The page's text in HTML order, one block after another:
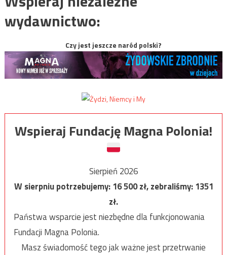
wydawnictwo:
Czy jest jeszcze naród polski?
Wspieraj Fundację Magna Polonia!
Sierpień 2026
W sierpniu potrzebujemy:16 500zł, zebraliśmy:1351
zł.
Państwa wsparcie jest niezbędne dla funkcjonowania
Fundacji Magna Polonia.
Masz świadomość tego jak ważne jest przetrwanie